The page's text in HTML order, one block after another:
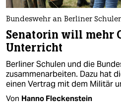
Bundeswehr an Berliner
Senatorin will mehr
Unterricht
Berliner Schulen und die
zusammenarbeiten. Dazu hat
einen Vertrag mit dem Militär
Von Hanno Fleckenstein